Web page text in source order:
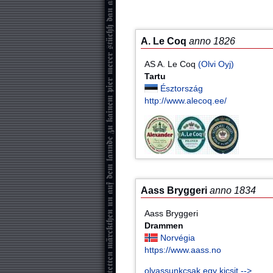
A. Le Coq anno 1826
AS A. Le Coq(Olvi Oyj)
Tartu
Észtország
http://www.alecoq.ee/
Aass Bryggeri anno 1834
Aass Bryggeri
Drammen
Norvégia
https://www.aass.no
olvassunkcsak egy kicsit -->